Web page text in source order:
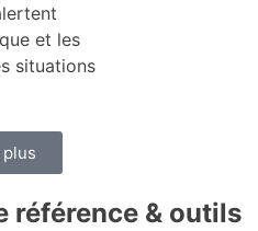
et les
situations
plus
référence & outils